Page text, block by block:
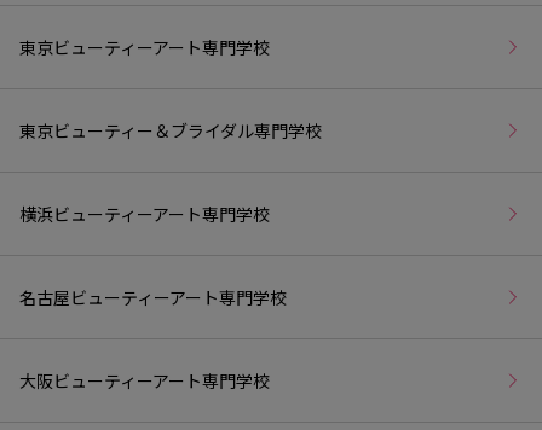
東京ビューティーアート専門学校
東京ビューティー＆ブライダル専門学校
横浜ビューティーアート専門学校
名古屋ビューティーアート専門学校
大阪ビューティーアート専門学校